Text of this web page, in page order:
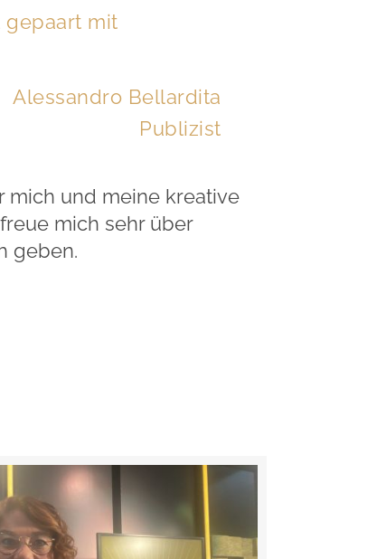
gepaart mit
Alessandro Bellardita
Publizist
mich und meine kreative
mich sehr über
geben.